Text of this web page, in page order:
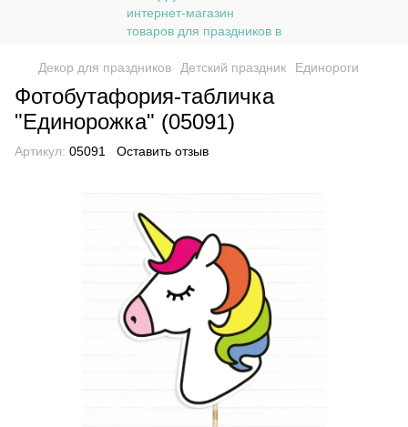
Декор для праздников Детский праздник Единороги
Фотобутафория-табличка
"Единорожка" (05091)
Артикул: 05091 Оставить отзыв